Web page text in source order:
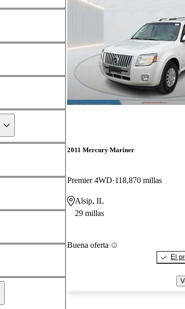
2011 Mercury Mariner
Premier 4WD 118,870 millas
Alsip, IL
29 millas
Buena oferta
El